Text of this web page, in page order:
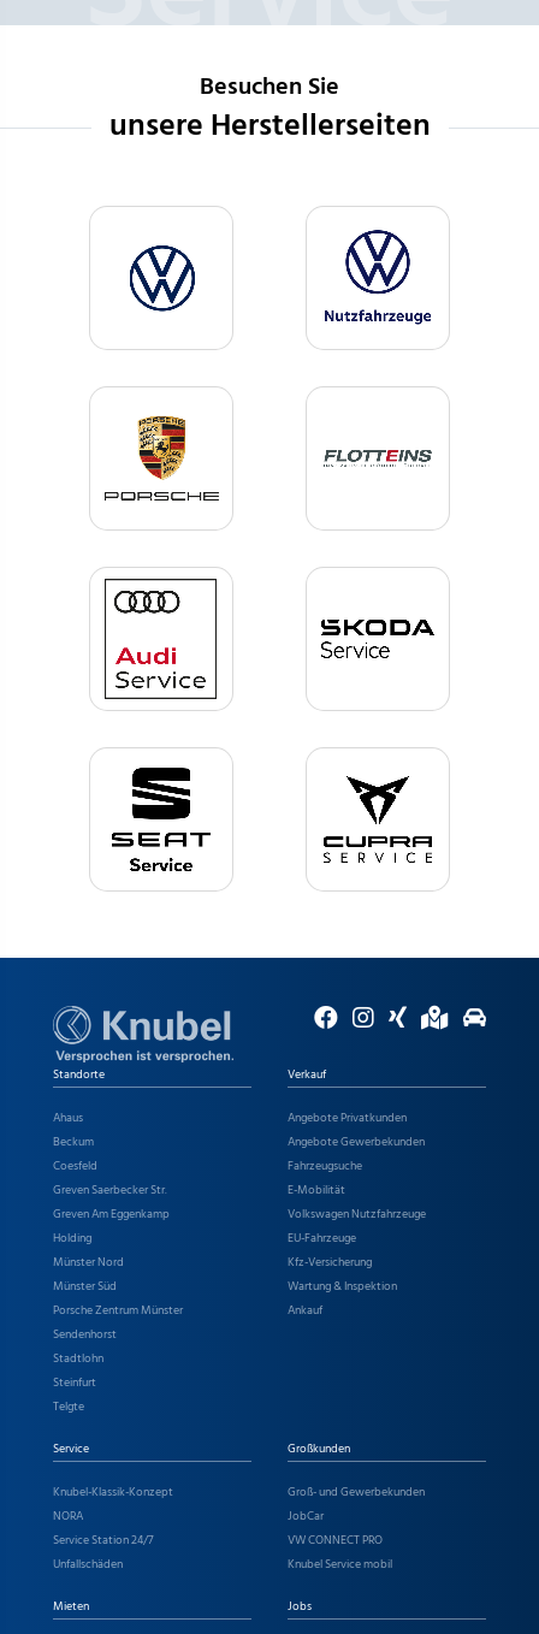
Besuchen Sie
unsere Herstellerseiten
Standorte
Ahaus
Beckum
Coesfeld
Greven Saerbecker Str.
Greven Am Eggenkamp
Holding
Münster Nord
Münster Süd
Porsche Zentrum Münster
Sendenhorst
Stadtlohn
Steinfurt
Telgte
Verkauf
Angebote Privatkunden
Angebote Gewerbekunden
Fahrzeugsuche
E-Mobilität
Volkswagen Nutzfahrzeuge
EU-Fahrzeuge
Kfz-Versicherung
Wartung & Inspektion
Ankauf
Service
Knubel-Klassik-Konzept
NORA
Service Station 24/7
Unfallschäden
Großkunden
Groß- und Gewerbekunden
JobCar
VW CONNECT PRO
Knubel Service mobil
Mieten Jobs